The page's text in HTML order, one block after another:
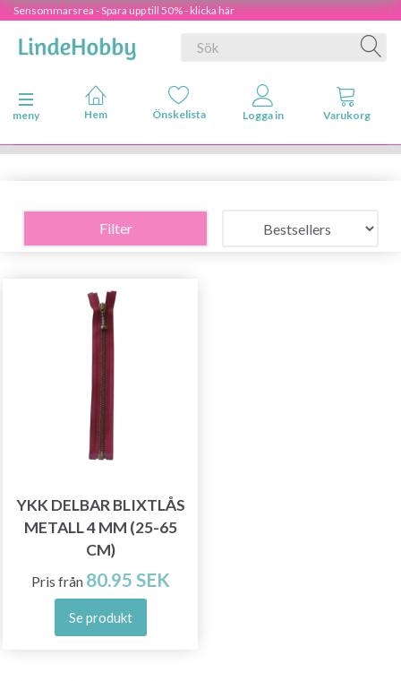
Sensommarsrea - Spara upp till 50% - klicka här
Ändra navigering
meny
Filter
YKK DELBAR BLIXTLÅS
METALL 4 MM (25-65
CM)
Pris från 80.95 SEK
Se produkt